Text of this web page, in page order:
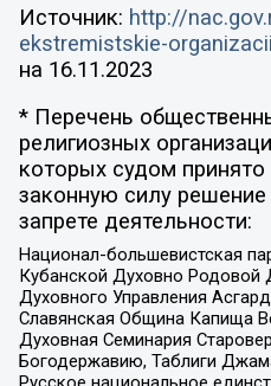
Источник: http://
ekstremistskie-
на 16.11.2023
* Перечень
религиозных
которых судом
законную силу
запрете деятельности:
Национал-большевистская
Кубанской Духовно
Духовного Управления
Славянская Община Капища
Духовная Семинария
Богодержавию, Таблиги